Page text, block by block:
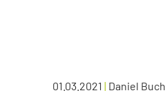
01.03.2021 | Daniel